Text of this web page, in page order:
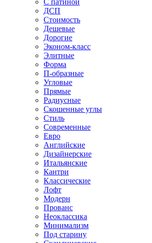
С патиной
ДСП
Стоимость
Дешевые
Дорогие
Эконом-класс
Элитные
Форма
П-образные
Угловые
Прямые
Радиусные
Скошенные углы
Стиль
Современные
Евро
Английские
Дизайнерские
Итальянские
Кантри
Классические
Лофт
Модерн
Прованс
Неоклассика
Минимализм
Под старину